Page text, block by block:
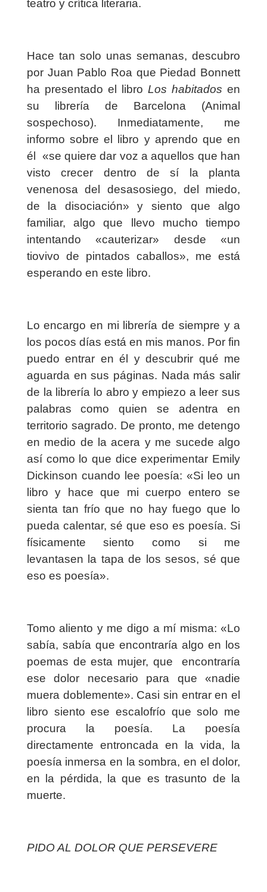
teatro y crítica literaria.
Hace tan solo unas semanas, descubro
por Juan Pablo Roa que Piedad Bonnett
ha presentado el libroLos habitados en
su librería de Barcelona (Animal
sospechoso). Inmediatamente, me
informo sobre el libro y aprendo que en
él
«se quiere dar voz a aquellos que han
visto crecer dentro de sí la planta
venenosa del desasosiego, del miedo,
de la disociación» y siento que algo
familiar, algo que llevo mucho tiempo
intentando «cauterizar» desde «un
tiovivo de pintados caballos», me está
esperando en este libro.
Lo encargo en mi librería de siempre y a
los pocos días está en mis manos. Por fin
puedo entrar en él y descubrir qué me
aguarda en sus páginas. Nada más salir
de la librería lo abro y empiezo a leer sus
palabras como quien se adentra en
territorio sagrado. De pronto, me detengo
en medio de la acera y me sucede algo
así como lo que dice experimentar Emily
Dickinson cuando lee poesía: «Si leo un
libro y hace que mi cuerpo entero se
sienta tan frío que no hay fuego que lo
pueda calentar, sé que eso es poesía. Si
físicamente siento como si me
levantasen la tapa de los sesos, sé que
eso es poesía».
Tomo aliento y me digo a mí misma: «Lo
sabía, sabía que encontraría algo en los
poemas de esta mujer, que
encontraría
ese dolor necesario para que «nadie
muera doblemente». Casi sin entrar en el
libro siento ese escalofrío que solo me
procura la poesía. La poesía
directamente entroncada en la vida, la
poesía inmersa en la sombra, en el dolor,
en la pérdida, la que es trasunto de la
muerte.
PIDO AL DOLOR QUE PERSEVERE